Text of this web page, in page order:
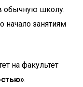
обычную школу.
занятиям
на факультет
.